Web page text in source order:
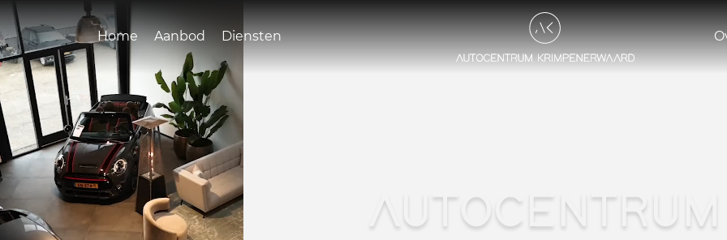
Home Aanbod Diensten
AUTOCENTRUM